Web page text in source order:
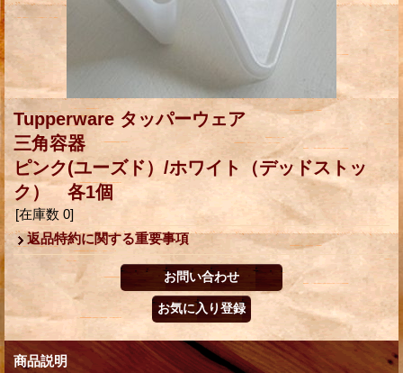
Tupperware タッパーウェア
三角容器
ピンク(ユーズド）/ホワイト（デッドストッ
ク） 各1個
[在庫数 0]
返品特約に関する重要事項
商品説明